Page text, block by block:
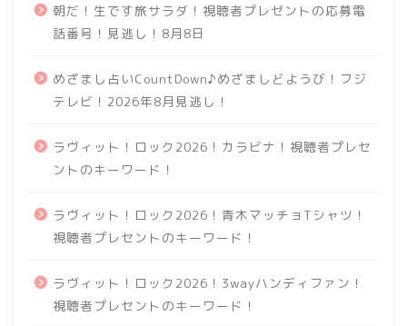
朝だ！生です旅サラダ！視聴者プレゼントの応募電
話番号！見逃し！8月8日
めざまし占いCountDown♪めざましどようび！フジ
テレビ！2026年8月見逃し！
ラヴィット！ロック2026！カラビナ！視聴者プレセ
ントのキーワード！
ラヴィット！ロック2026！青木マッチョTシャツ！
視聴者プレセントのキーワード！
ラヴィット！ロック2026！3wayハンディファン！
視聴者プレセントのキーワード！